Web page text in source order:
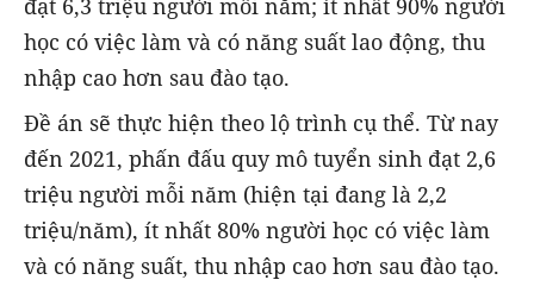
đạt 6,3 triệu người mỗi năm; ít nhất 90% người
học có việc làm và có năng suất lao động, thu
nhập cao hơn sau đào tạo.
Đề án sẽ thực hiện theo lộ trình cụ thể. Từ nay
đến 2021, phấn đấu quy mô tuyển sinh đạt 2,6
triệu người mỗi năm (hiện tại đang là 2,2
triệu/năm), ít nhất 80% người học có việc làm
và có năng suất, thu nhập cao hơn sau đào tạo.